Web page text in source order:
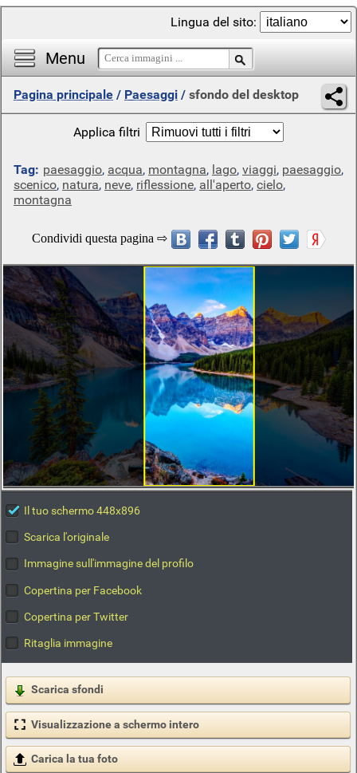
Menu
Lingua del sito:
Pagina principale / Paesaggi / sfondo del desktop
Applica filtri
Tag: paesaggio, acqua, montagna, lago, viaggi, paesaggio,
scenico, natura, neve, riflessione, all'aperto, cielo,
montagna
Il tuo schermo 448x896
Scarica l'originale
Immagine sull'immagine del profilo
Copertina per Facebook
Copertina per Twitter
Ritaglia immagine
Scarica sfondi
Visualizzazione a schermo intero
Carica la tua foto